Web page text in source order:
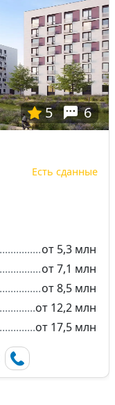
5
6
Есть сданные
от 5,3 млн
от 7,1 млн
от 8,5 млн
от 12,2 млн
от 17,5 млн